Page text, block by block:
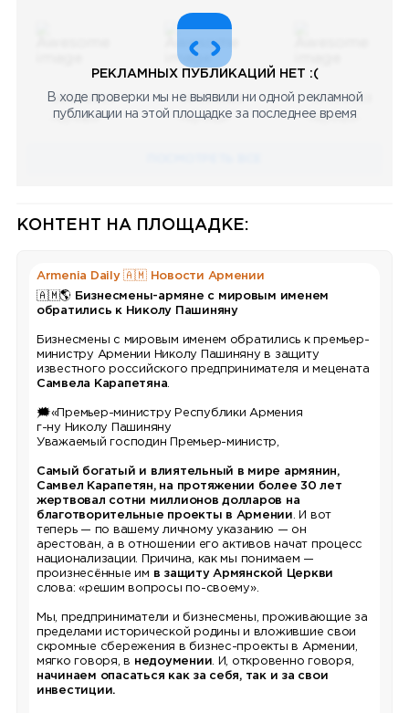
08.05.2023
Научный
08.05.2023
Научный
08.05.2023
Научный
РЕКЛАМНЫХ ПУБЛИКАЦИЙ НЕТ :(
В ходе проверки мы не выявили ни одной рекламной
публикации на этой площадке за последнее время
КОНТЕНТ НА ПЛОЩАДКЕ:
Armenia Daily 🇦🇲 Новости Армении
🇦🇲🌎 Бизнесмены-армяне с мировым именем
обратились к Николу Пашиняну
Бизнесмены с мировым именем обратились к премьер-
министру Армении Николу Пашиняну в защиту
известного российского предпринимателя и мецената
Самвела Карапетяна
🗯«Премьер-министру Республики Армения
г-ну Николу Пашиняну
Уважаемый господин Премьер-министр,
Самый богатый и влиятельный в мире армянин,
Самвел Карапетян, на протяжении более 30 лет
жертвовал сотни миллионов долларов на
благотворительные проекты в Армении . И вот
теперь — по вашему личному указанию — он
арестован, а в отношении его активов начат процесс
национализации. Причина, как мы понимаем —
произнесённые им в защиту Армянской Церкви
слова: «решим вопросы по-своему».
Мы, предприниматели и бизнесмены, проживающие за
пределами исторической родины и вложившие свои
скромные сбережения в бизнес-проекты в Армении,
мягко говоря, в недоумении . И, откровенно говоря,
начинаем опасаться как за себя, так и за свои
инвестиции.